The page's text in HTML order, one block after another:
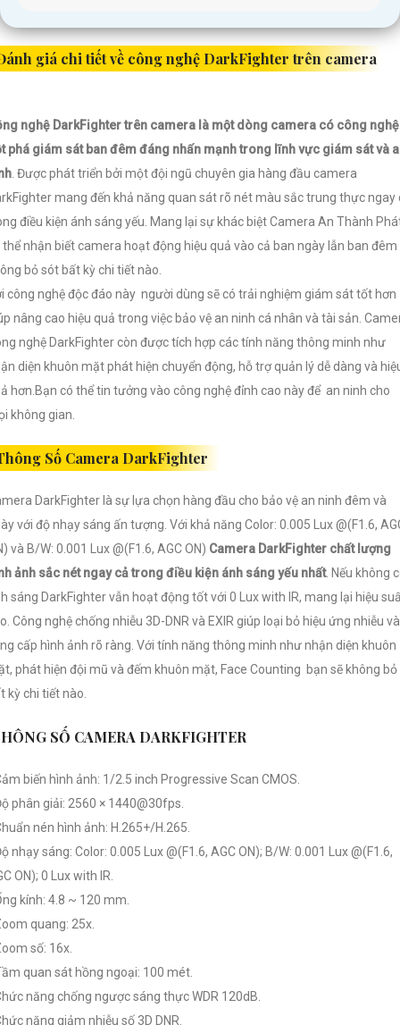
giá chi tiết về công nghệ DarkFighter trên camera
nghệ DarkFighter trên camera là một dòng camera có công nghệ
phá giám sát ban đêm đáng nhấn mạnh trong lĩnh vực giám sát và
. Được phát triển bởi một đội ngũ chuyên gia hàng đầu camera
mang đến khả năng quan sát rõ nét màu sắc trung thực ngay
điều kiện ánh sáng yếu. Mang lại sự khác biệt Camera An Thành
thể nhận biết camera hoạt động hiệu quả vào cả ban ngày lẫn ban đêm
bỏ sót bất kỳ chi tiết nào.
công nghệ độc đáo này người dùng sẽ có trải nghiệm giám sát tốt hơn
nâng cao hiệu quả trong việc bảo vệ an ninh cá nhân và tài sản.
nghệ DarkFighter còn được tích hợp các tính năng thông minh như
diện khuôn mặt phát hiện chuyển động, hỗ trợ quản lý dễ dàng và
hơn.Bạn có thể tin tưởng vào công nghệ đỉnh cao này để an ninh cho
không gian.
Số Camera DarkFighter
DarkFighter là sự lựa chọn hàng đầu cho bảo vệ an ninh đêm và
với độ nhạy sáng ấn tượng. Với khả năng Color: 0.005 Lux @(F1.6,
và B/W: 0.001 Lux @(F1.6, AGC ON) Camera DarkFighter chất lượng
ảnh sắc nét ngay cả trong điều kiện ánh sáng yếu nhất. Nếu không
sáng DarkFighter vẫn hoạt động tốt với 0 Lux with IR, mang lại hiệu
Công nghệ chống nhiễu 3D-DNR và EXIR giúp loại bỏ hiệu ứng nhiễu và
cấp hình ảnh rõ ràng. Với tính năng thông minh như nhận diện khuôn
phát hiện đội mũ và đếm khuôn mặt, Face Counting bạn sẽ không bỏ
kỳ chi tiết nào.
SỐ CAMERA DARKFIGHTER
biến hình ảnh: 1/2.5 inch Progressive Scan CMOS.
phân giải: 2560 × 1440@30fps.
nén hình ảnh: H.265+/H.265.
nhạy sáng: Color: 0.005 Lux @(F1.6, AGC ON); B/W: 0.001 Lux @(F1.6,
ON); 0 Lux with IR.
kính: 4.8 ~ 120 mm.
quang: 25x.
số: 16x.
quan sát hồng ngoại: 100 mét.
năng chống ngược sáng thực WDR 120dB.
năng giảm nhiễu số 3D DNR.